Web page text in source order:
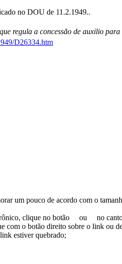
no DOU de 11.2.1949..
regula a concessão de auxilio
D26334.htm
um pouco de acordo com o
clique no botão ou
no
com o botão direito sobre o link
estiver quebrado;